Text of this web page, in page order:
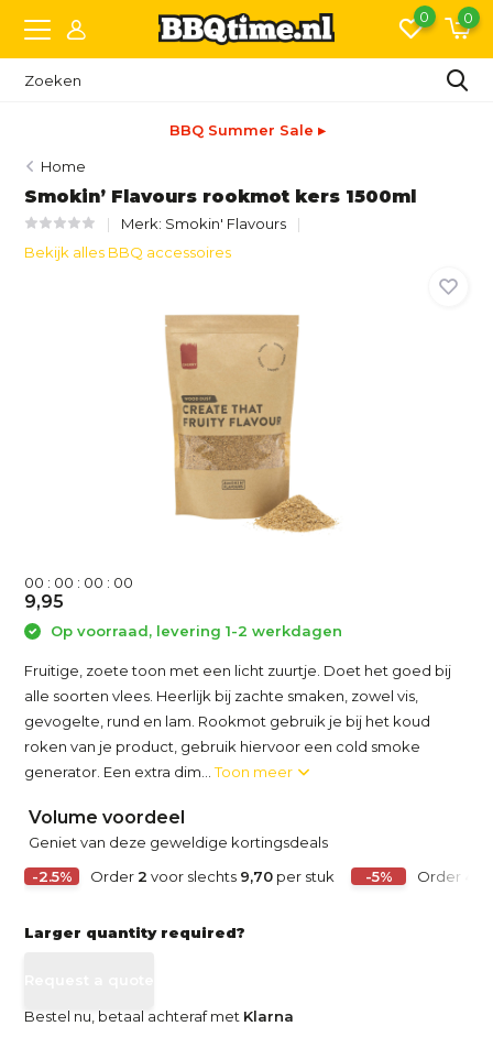
0 0
BBQ Summer Sale ▸
Home
Smokin’ Flavours rookmot kers 1500ml
Merk: Smokin' Flavours
Bekijk alles BBQ accessoires
00 : 00 : 00 : 00
9,95
Op voorraad, levering 1-2 werkdagen
Fruitige, zoete toon met een licht zuurtje. Doet het goed bij
alle soorten vlees. Heerlijk bij zachte smaken, zowel vis,
gevogelte, rund en lam. Rookmot gebruik je bij het koud
roken van je product, gebruik hiervoor een cold smoke
generator. Een extra dim...Toon meer
Volume voordeel
Geniet van deze geweldige kortingsdeals
-2.5%
Order 2 voor slechts 9,70 per stuk -5% Order
Larger quantity required?
Bestel nu, betaal achteraf met Klarna